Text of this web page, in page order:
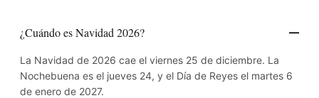
¿Cuándo es Navidad 2026?
La Navidad de 2026 cae el viernes 25 de diciembre. La
Nochebuena es el jueves 24, y el Día de Reyes el martes 6
de enero de 2027.